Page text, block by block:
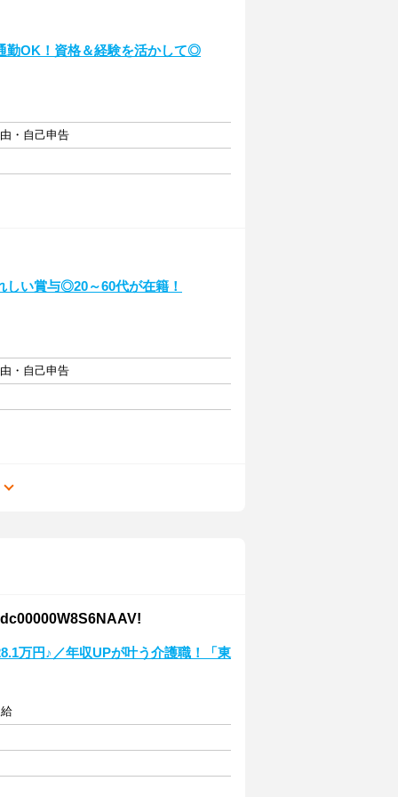
勤OK！資格＆経験を活かして◎
・自己申告
い賞与◎20～60代が在籍！
・自己申告
万円♪／年収UPが叶う介護職！「東